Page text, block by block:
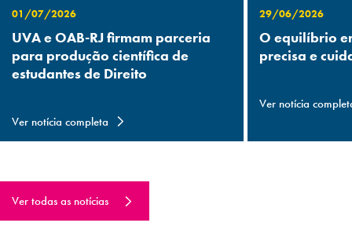
01/07/2026
UVA e OAB-RJ firmam parceria
para produção científica de
estudantes de Direito
Ver notícia completa
29/06/2026
O equilíbrio
precisa e
Ver notícia
Ver todas as notícias